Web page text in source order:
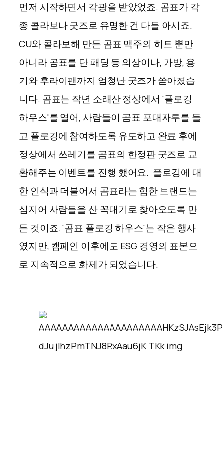
먼저 시작하면서 각광을 받았었죠. 곰표가 각
종 콜라보나 굿즈로 유명한 건 다들 아시죠.
CU와 콜라보해 만든 곰표 맥주의 히트 뿐만
아니라 곰표를 단 패딩 등 의상이나, 가방, 용
기와 후라이팬까지 엄청난 굿즈가 쏟아졌습
니다. 곰표는 작년 소래산 정상에서 '플로깅
하우스'를 열어, 사람들이 곰표 포대자루를 들
고 플로깅에 참여하도록 유도하고 완료 후에
정상에서 쓰레기를 곰표의 한정판 굿즈로 교
환해주는 이벤트를 진행 했어요. 플로깅에 대
한 인식과 더불어서 곰표라는 힙한 브랜드는
심지어 사람들을 산 꼭대기로 찾아오도록 만
든 것이죠. '곰표 플로깅 하우스'는 작은 행사
였지만, 캠페인 이후에도 ESG 경영의 표본으
로 지속적으로 화제가 되었습니다.